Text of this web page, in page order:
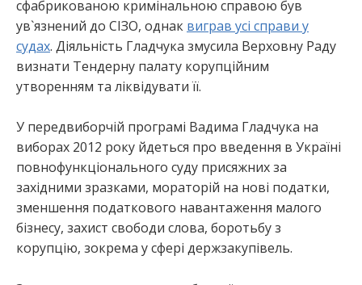
сфабрикованою кримінальною справою був
ув`язнений до СІЗО, однак виграв усі справи у
судах. Діяльність Гладчука змусила Верховну Раду
визнати Тендерну палату корупційним
утворенням та ліквідувати її.
У передвиборчій програмі Вадима Гладчука на
виборах 2012 року йдеться про введення в Україні
повнофункціонального суду присяжних за
західними зразками, мораторій на нові податки,
зменшення податкового навантаження малого
бізнесу, захист свободи слова, боротьбу з
корупцію, зокрема у сфері держзакупівель.